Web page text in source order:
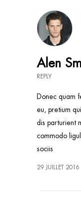
Alen
REPLY
Donec quam
eu, pretium
dis parturient
commodo
sociis
29 JUILLET 2016